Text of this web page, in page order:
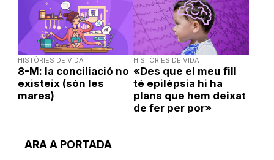
ARA A PORTADA
HISTÒRIES DE VIDA
8-M: la conciliació no
existeix (són les
mares)
HISTÒRIES DE VIDA
«Des que el meu fill
té epilèpsia hi ha
plans que hem deixat
de fer per por»